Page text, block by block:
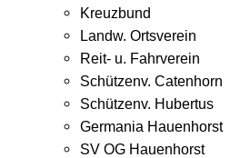
Kreuzbund
Landw. Ortsverein
Reit- u. Fahrverein
Schützenv. Catenhorn
Schützenv. Hubertus
Germania Hauenhorst
SV OG Hauenhorst